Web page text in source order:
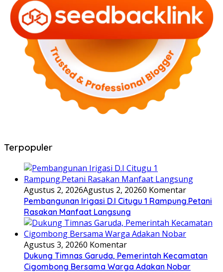
Terpopuler
Agustus 2, 2026Agustus 2, 20260 Komentar
Pembangunan Irigasi D.I Citugu 1 Rampung.Petani
Rasakan Manfaat Langsung
Agustus 3, 20260 Komentar
Dukung Timnas Garuda, Pemerintah Kecamatan
Cigombong Bersama Warga Adakan Nobar